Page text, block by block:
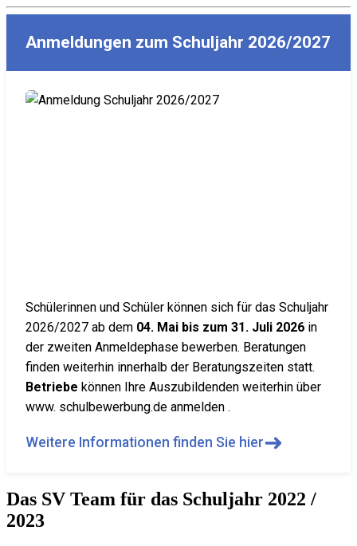
Anmeldungen zum Schuljahr 2026/2027
Schülerinnen und Schüler können sich für das Schuljahr
2026/2027 ab dem 04. Mai bis zum 31. Juli 2026 in
der zweiten Anmeldephase bewerben. Beratungen
finden weiterhin innerhalb der Beratungszeiten statt.
Betriebe können Ihre Auszubildenden weiterhin über
www. schulbewerbung.de anmelden .
Weitere Informationen finden Sie hier➜
Das SV Team für das Schuljahr 2022 /
2023